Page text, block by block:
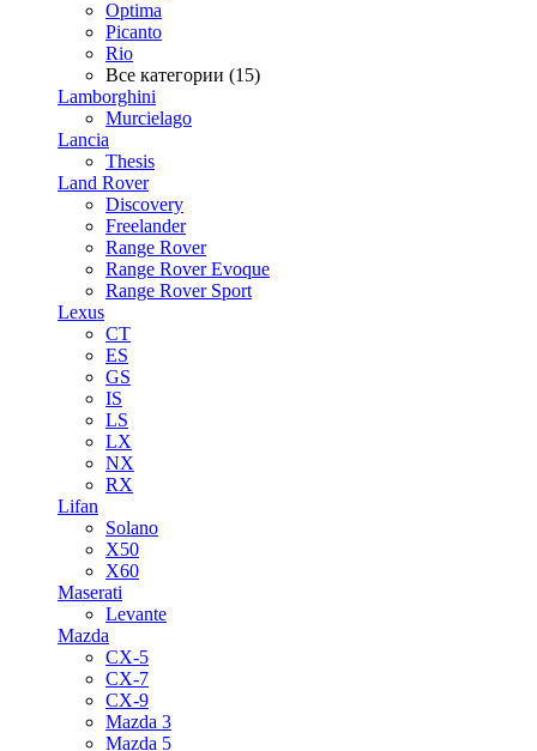
Optima
Picanto
Rio
Все категории (15)
Lamborghini
Murcielago
Lancia
Thesis
Land Rover
Discovery
Freelander
Range Rover
Range Rover Evoque
Range Rover Sport
Lexus
CT
ES
GS
IS
LS
LX
NX
RX
Lifan
Solano
X50
X60
Maserati
Levante
Mazda
CX-5
CX-7
CX-9
Mazda 3
Mazda 5